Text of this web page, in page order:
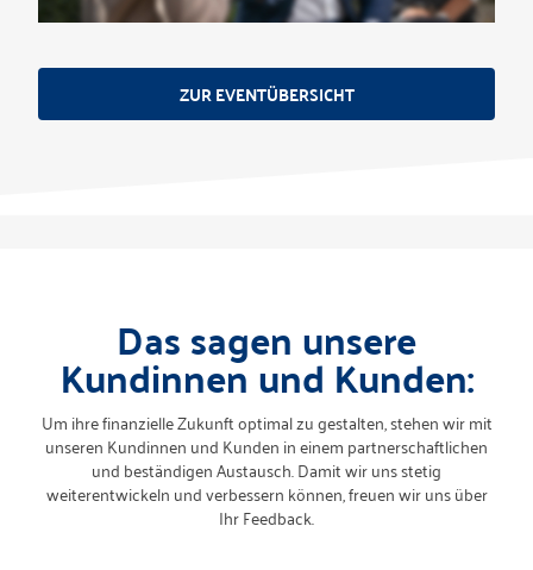
ZUR EVENTÜBERSICHT
Das sagen unsere
Kundinnen und Kunden:
Um ihre finanzielle Zukunft optimal zu gestalten, stehen wir mit
unseren Kundinnen und Kunden in einem partnerschaftlichen
und beständigen Austausch. Damit wir uns stetig
weiterentwickeln und verbessern können, freuen wir uns über
Ihr Feedback.